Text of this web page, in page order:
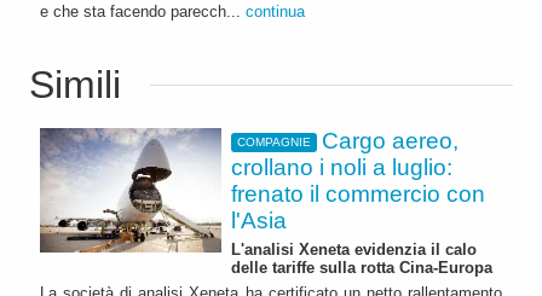
e che sta facendo parecch... continua
Simili
COMPAGNIE
Cargo aereo,
crollano i noli a luglio:
frenato il commercio con
l'Asia
L'analisi Xeneta evidenzia il calo
delle tariffe sulla rotta Cina-Europa